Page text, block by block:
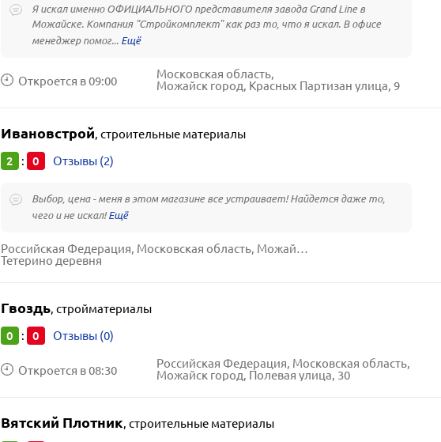
Я искал именно ОФИЦИАЛЬНОГО представителя завода Grand Line в
Можайске. Компания "Стройкомплект" как раз то, что я искал. В офисе
менеджер помог...
Откроется в 09:00
Московская область,
Можайск город, Красных Партизан улица, 9
Ивановстрой, строительные материалы
2 : 0 Отзывы (2)
Выбор, цена - меня в этом магазине все устраивает! Найдется даже то,
чего и не искал!
Российская Федерация, Московская область, Можайский городской округ,
Тетерино деревня
Гвоздь, стройматериалы
0 : 0 Отзывы (0)
Откроется в 08:30
Российская Федерация, Московская область,
Можайск город, Полевая улица, 30
Вятский Плотник, строительные материалы